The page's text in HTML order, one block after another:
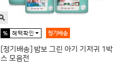
[정기배송] 밤보 그린 아기 기저귀 1박
스 모음전